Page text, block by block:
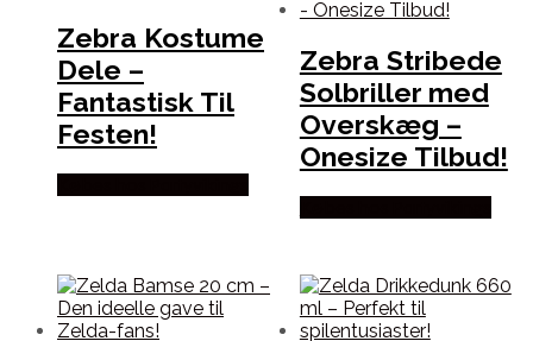
Zebra Kostume
Dele –
Fantastisk Til
Festen!
Zebra Stribede
Solbriller med
Overskæg –
Onesize Tilbud!